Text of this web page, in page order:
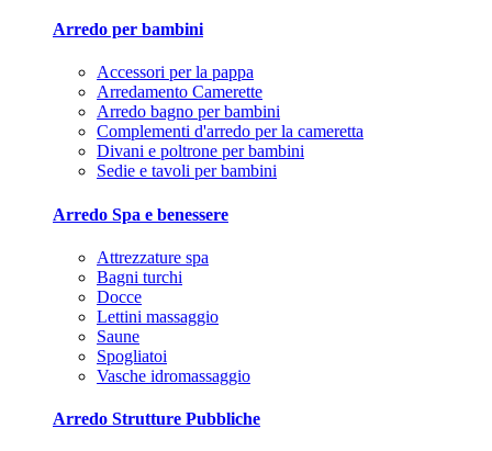
Arredo per bambini
Accessori per la pappa
Arredamento Camerette
Arredo bagno per bambini
Complementi d'arredo per la cameretta
Divani e poltrone per bambini
Sedie e tavoli per bambini
Arredo Spa e benessere
Attrezzature spa
Bagni turchi
Docce
Lettini massaggio
Saune
Spogliatoi
Vasche idromassaggio
Arredo Strutture Pubbliche